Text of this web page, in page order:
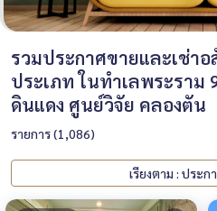
รวมประกาศขายและเช่า
ประเภท ในทำเลพระราม
ดินแดง ศูนย์วิจัย คลองตัน
รายการ (1,086)
เรียงตาม :